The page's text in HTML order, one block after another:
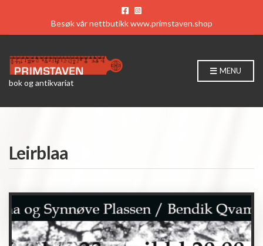
Besøk vår nettbutikkwww.primstaven.shop
bok og antikvariat
MENU
Leirblaa